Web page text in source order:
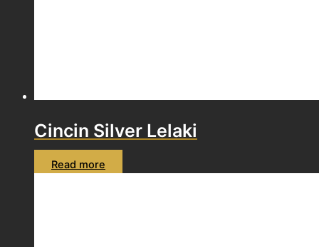
Cincin Silver Lelaki
Read more